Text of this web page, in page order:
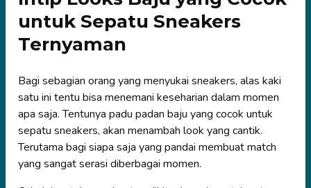
untuk Sepatu Sneakers
Ternyaman
Bagi sebagian orang yang menyukai sneakers, alas kaki
satu ini tentu bisa menemani keseharian dalam momen
apa saja. Tentunya padu padan baju yang cocok untuk
sepatu sneakers, akan menambah look yang cantik.
Terutama bagi siapa saja yang pandai membuat match
yang sangat serasi diberbagai momen.